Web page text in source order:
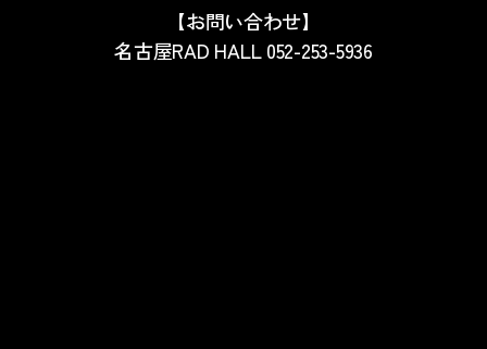
【お問い合わせ】
名古屋RAD HALL 052-253-5936